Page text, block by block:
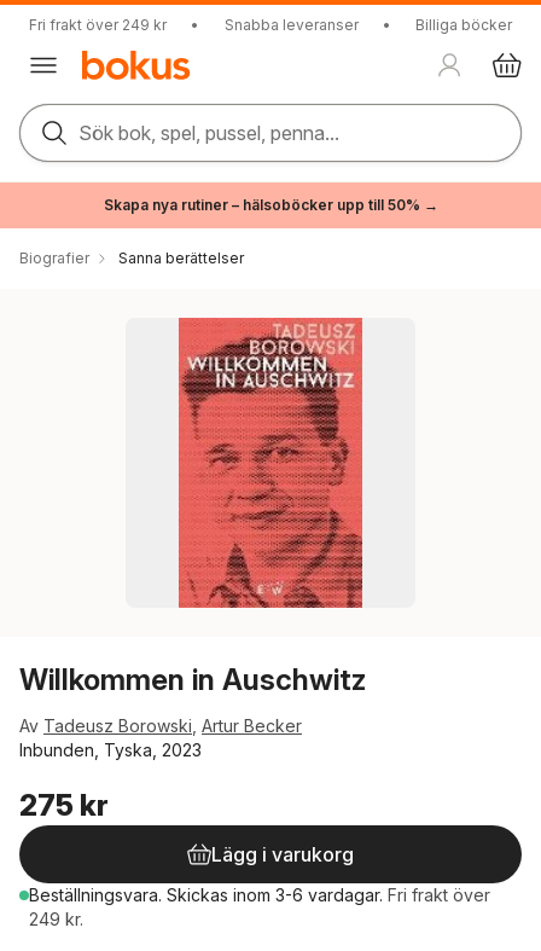
Fri frakt över 249 kr • Snabba leveranser • Billiga böcker
Sök bok, spel, pussel, penna...
Skapa nya rutiner – hälsoböcker upp till 50% →
Biografier Sanna berättelser
Willkommen in Auschwitz
Av Tadeusz Borowski Artur Becker
Inbunden, Tyska, 2023
275 kr
Lägg i varukorg
Beställningsvara. Skickas inom 3-6 vardagar. Fri frakt över
249 kr.